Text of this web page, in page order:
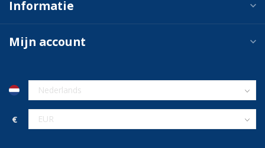
Informatie
Mijn account
€